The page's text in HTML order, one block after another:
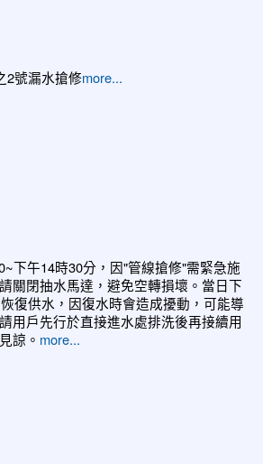
2號漏水搶修more...
下午14時30分，因"管線搶修"需緊急施
關閉抽水馬達，避免空轉損壞。當日下
復供水，因復水時會造成擾動，可能導
用戶先行於直接進水處排洗後再接續用
諒。 more...